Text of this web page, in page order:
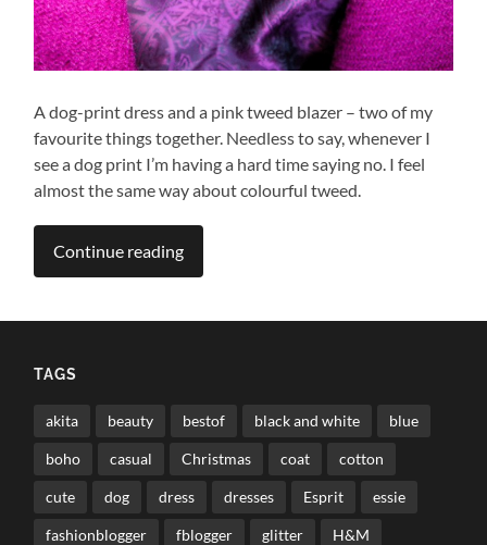
A dog-print dress and a pink tweed blazer – two of my
favourite things together. Needless to say, whenever I
see a dog print I’m having a hard time saying no. I feel
almost the same way about colourful tweed.
Continue reading
TAGS
akita beauty bestof black and white blue
boho casual Christmas coat cotton
cute dog dress dresses Esprit essie
fashionblogger fblogger glitter H&M